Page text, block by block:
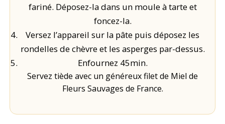
fariné. Déposez-la dans un moule à tarte et
foncez-la.
Versez l’appareil sur la pâte puis déposez les
rondelles de chèvre et les asperges par-dessus.
Enfournez 45min.
Servez tiède avec un généreux filet de Miel de
Fleurs Sauvages de France.